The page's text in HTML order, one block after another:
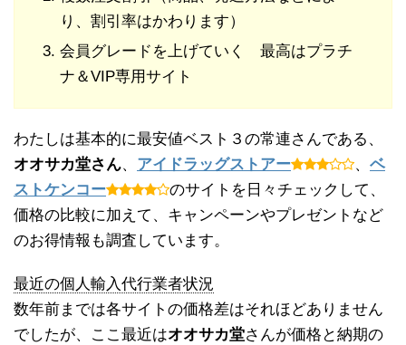
り、割引率はかわります）
会員グレードを上げていく 最高はプラチ
ナ＆VIP専用サイト
わたしは基本的に最安値ベスト３の常連さんである、
オオサカ堂さん、 アイドラッグストアー 、 ベ
ストケンコー
のサイトを日々チェックして、
価格の比較に加えて、キャンペーンやプレゼントなど
のお得情報も調査しています。
最近の個人輸入代行業者状況
数年前までは各サイトの価格差はそれほどありません
でしたが、ここ最近はオオサカ堂さんが価格と納期の